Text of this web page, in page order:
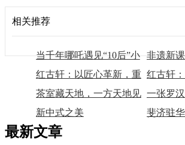
相关推荐
当千年哪吒遇见“10后”小
神匠
非遗新
与10后
红古轩：以匠心革新，重
塑东方生活美学
红古轩
世界来宾
茶室藏天地，一方天地见
春秋
一张罗
雅春秋
新中式之美 斐济驻
最新文章